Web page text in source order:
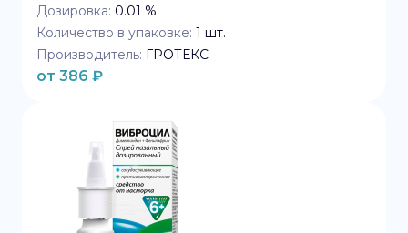
Дозировка: 0.01 %
Количество в упаковке: 1 шт.
Производитель: ГРОТЕКС
от 386 ₽